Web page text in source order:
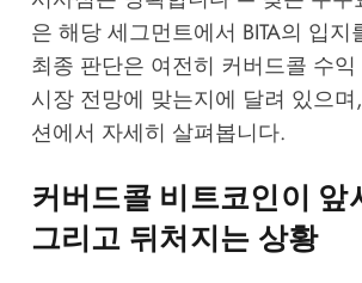
은 해당 세그먼트에서 BITA의 입
최종 판단은 여전히 커버드콜 수
시장 전망에 맞는지에 달려 있으
션에서 자세히 살펴봅니다.
커버드콜 비트코인이 앞
그리고 뒤처지는 상황